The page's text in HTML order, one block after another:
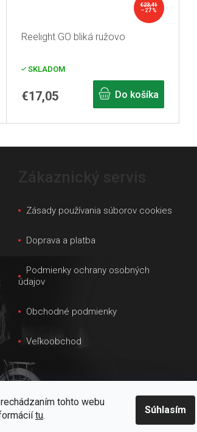
tohto webu
tu. Súhlasím
€23,41
–27 %
Reelight GO bliká ružovo
SKLADOM
€17,05 Do košíka
Zásady používania súborov cookies
Doprava a platba
Podmienky ochrany osobných
údajov
Obchodné podmienky
Veľkoobchod